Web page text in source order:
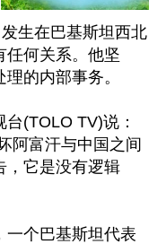
生在巴基斯坦西北
任何关系。他坚
的内部事务。
(TOLO TV)说：
阿富汗与中国之间
，它是没有逻辑
一个巴基斯坦代表